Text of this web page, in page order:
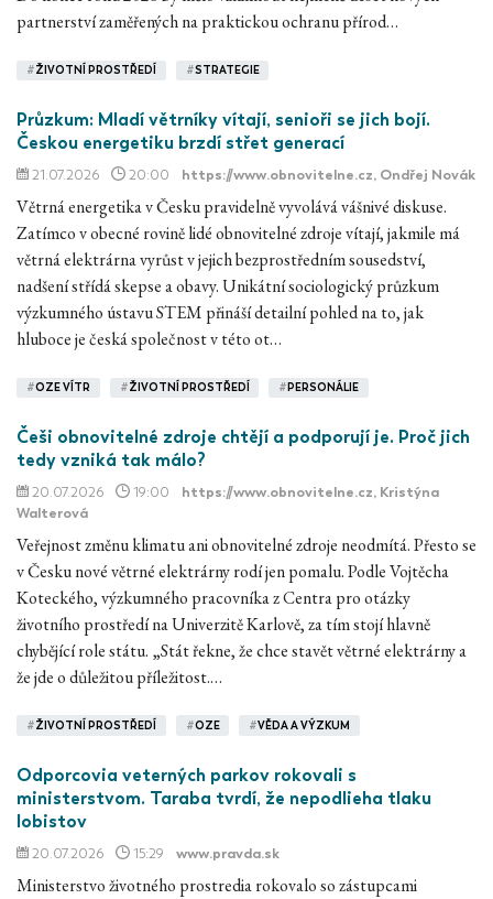
partnerství zaměřených na praktickou ochranu přírod…
#ŽIVOTNÍ PROSTŘEDÍ #STRATEGIE
Průzkum: Mladí větrníky vítají, senioři se jich bojí.
Českou energetiku brzdí střet generací
21.07.2026 20:00 https://www.obnovitelne.cz, Ondřej Novák
Větrná energetika v Česku pravidelně vyvolává vášnivé diskuse.
Zatímco v obecné rovině lidé obnovitelné zdroje vítají, jakmile má
větrná elektrárna vyrůst v jejich bezprostředním sousedství,
nadšení střídá skepse a obavy. Unikátní sociologický průzkum
výzkumného ústavu STEM přináší detailní pohled na to, jak
hluboce je česká společnost v této ot…
#OZE VÍTR #ŽIVOTNÍ PROSTŘEDÍ # PERSONÁLIE
Češi obnovitelné zdroje chtějí a podporují je. Proč jich
tedy vzniká tak málo?
20.07.2026 19:00 https://www.obnovitelne.cz, Kristýna
Walterová
Veřejnost změnu klimatu ani obnovitelné zdroje neodmítá. Přesto se
v Česku nové větrné elektrárny rodí jen pomalu. Podle Vojtěcha
Koteckého, výzkumného pracovníka z Centra pro otázky
životního prostředí na Univerzitě Karlově, za tím stojí hlavně
chybějící role státu. „Stát řekne, že chce stavět větrné elektrárny a
že jde o důležitou příležitost.…
#ŽIVOTNÍ PROSTŘEDÍ #OZE #VĚDA A VÝZKUM
Odporcovia veterných parkov rokovali s
ministerstvom. Taraba tvrdí, že nepodlieha tlaku
lobistov
20.07.2026 15:29 www.pravda.sk
Ministerstvo životného prostredia rokovalo so zástupcami